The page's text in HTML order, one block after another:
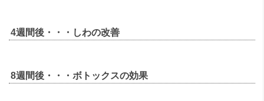
4週間後・・・しわの改善
8週間後・・・ボトックスの効果